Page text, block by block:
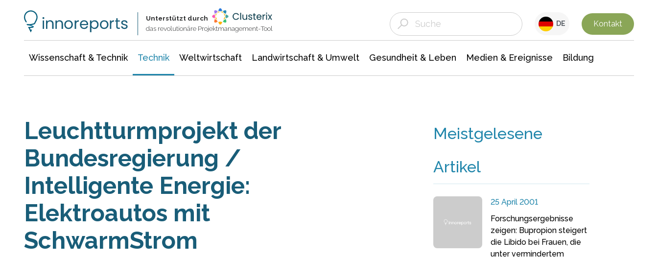
Unterstützt durch
das revolutionäre Projektmanagement-Tool
DE Kontakt
Wissenschaft & Technik Technik Weltwirtschaft Landwirtschaft & Umwelt Gesundheit & Leben Medien & Ereignisse Bildung
Leuchtturmprojekt der
Bundesregierung /
Intelligente Energie:
Elektroautos mit
SchwarmStrom
Meistgelesene
Artikel
25 April 2001
Forschungsergebnisse
zeigen: Bupropion steigert
die Libido bei Frauen, die
unter vermindertem